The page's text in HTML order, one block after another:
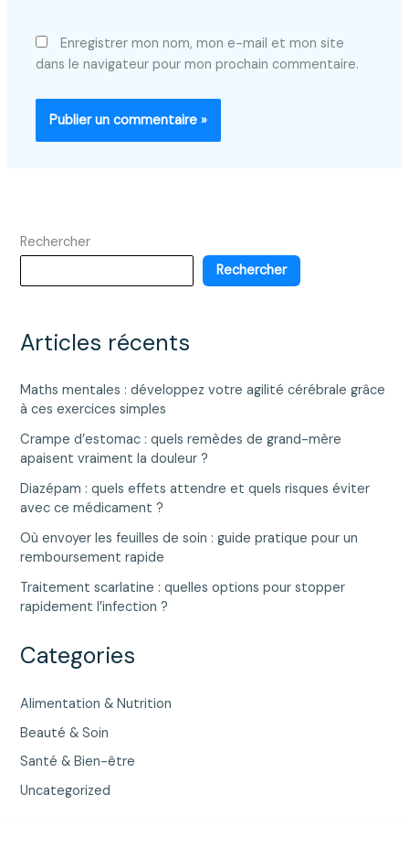
Enregistrer mon nom, mon e-mail et mon site
dans le navigateur pour mon prochain commentaire.
Rechercher
Rechercher
Articles récents
Maths mentales : développez votre agilité cérébrale grâce
à ces exercices simples
Crampe d’estomac : quels remèdes de grand-mère
apaisent vraiment la douleur ?
Diazépam : quels effets attendre et quels risques éviter
avec ce médicament ?
Où envoyer les feuilles de soin : guide pratique pour un
remboursement rapide
Traitement scarlatine : quelles options pour stopper
rapidement l’infection ?
Categories
Alimentation & Nutrition
Beauté & Soin
Santé & Bien-être
Uncategorized